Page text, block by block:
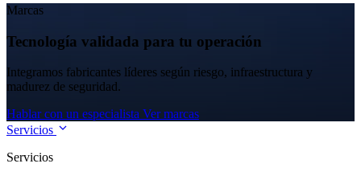
Marcas
Tecnología validada para tu operación
Integramos fabricantes líderes según riesgo, infraestructura y
madurez de seguridad.
Hablar con un especialista Ver marcas
Servicios
Servicios